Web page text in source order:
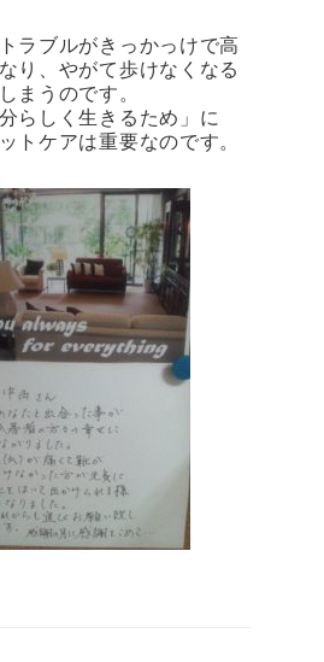
ラブルがきっかっけで高
り、やがて歩けなくなる
まうのです。
らしく生きるため」に
トケアは重要なのです。